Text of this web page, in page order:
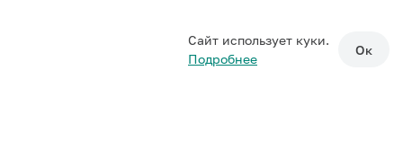
Сайт использует куки.
Подробнее
Ок